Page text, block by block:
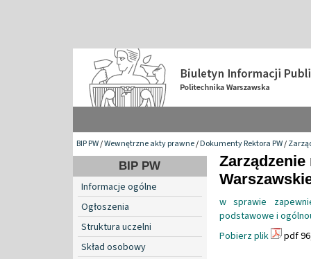
BIP PW/Wewnętrzne akty prawne/Dokumenty Rektora PW/
BIP PW
Informacje ogólne
Ogłoszenia
Struktura uczelni
Skład osobowy
w sprawie
podstawowe i
Pobierz plik
pdf